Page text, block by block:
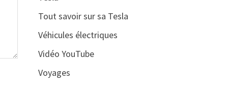
Tout savoir sur sa Tesla
Véhicules électriques
Vidéo YouTube
Voyages